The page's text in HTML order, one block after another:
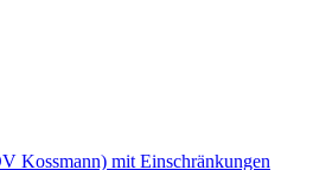
Kossmann) mit Einschränkungen